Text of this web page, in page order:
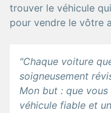
trouver le véhicule
pour vendre le vôtre
"Chaque voiture
soigneusement
Mon but : que
véhicule fiable et